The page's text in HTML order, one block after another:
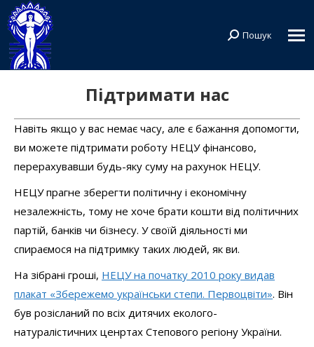
Search:
Пошук
Підтримати нас
Навіть якщо у вас немає часу, але є бажання допомогти,
ви можете підтримати роботу НЕЦУ фінансово,
перерахувавши будь-яку суму на рахунок НЕЦУ.
НЕЦУ прагне зберегти політичну і економічну
незалежність, тому не хоче брати кошти від політичних
партій, банків чи бізнесу. У своїй діяльності ми
спираємося на підтримку таких людей, як ви.
На зібрані гроші, НЕЦУ на початку 2010 року видав
плакат «Збережемо українськи степи. Первоцвіти». Він
був розісланий по всіх дитячих еколого-
натуралістичних ценртах Степового регіону України.